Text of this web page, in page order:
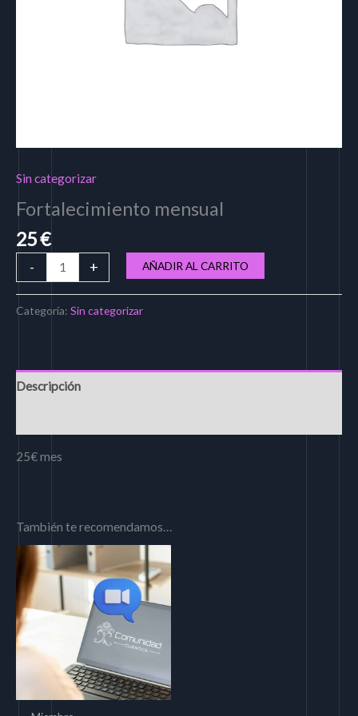
Sin categorizar
Fortalecimiento mensual
25€
- + AÑADIR AL CARRITO
Categoría: Sin categorizar
Descripción
25€ mes
También te recomendamos…